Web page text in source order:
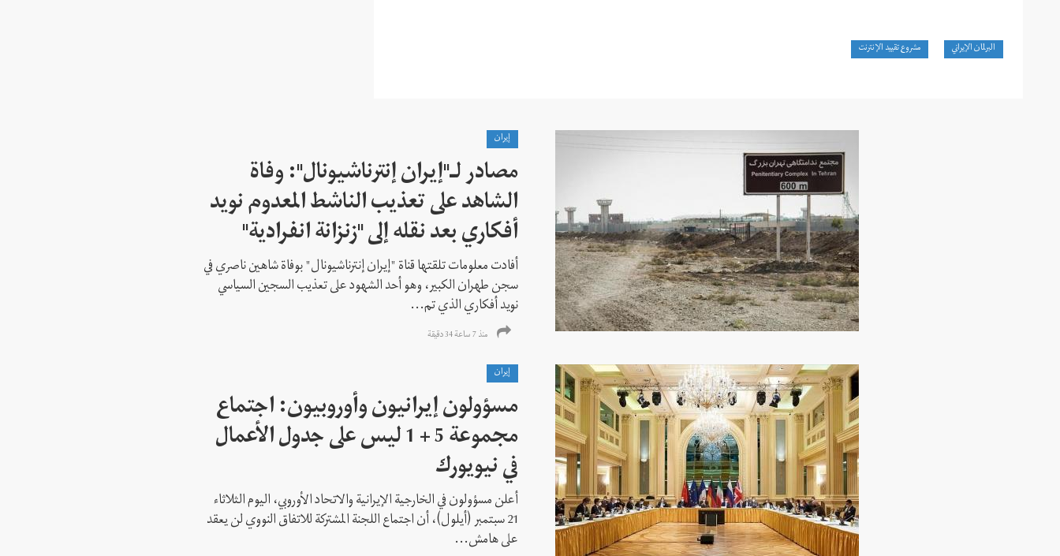
البرلمان الإيراني مشروع تقييد الإنترنت
إيران
مصادر لـ"إيران إنترناشيونال": وفاة
الشاهد على تعذيب الناشط المعدوم نويد
أفكاري بعد نقله إلى "زنزانة انفرادية"
أفادت معلومات تلقتها قناة "إيران إنترناشيونال" بوفاة شاهين ناصري في
سجن طهران الكبير، وهو أحد الشهود على تعذيب السجين السياسي
نويد أفكاري الذي تم...
منذ 7 ساعة 34 دقیقة
إيران
مسؤولون إيرانيون وأوروبيون: اجتماع
مجموعة 5 + 1 ليس على جدول الأعمال
في نيويورك
أعلن مسؤولون في الخارجية الإيرانية والاتحاد الأوروبي، اليوم الثلاثاء
21 سبتمبر (أيلول)، أن اجتماع اللجنة المشتركة للاتفاق النووي لن يعقد
على هامش...